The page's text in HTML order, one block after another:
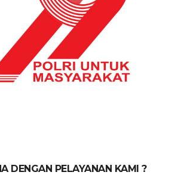
DENGAN PELAYANAN KAMI ?